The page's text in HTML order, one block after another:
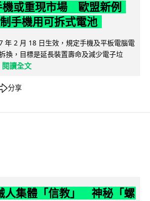
機或重現市場 歐盟新例
手機用可拆式電池
年 2 月 18 日生效，規定手機及平板電腦電
換，目標是延長裝置壽命及減少電子垃
閱讀全文
分享
人集體「信教」 神秘「螺